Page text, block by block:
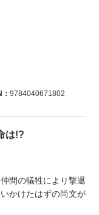
9784040671802
は!?
間の犠牲により撃退
かけたはずの尚文が